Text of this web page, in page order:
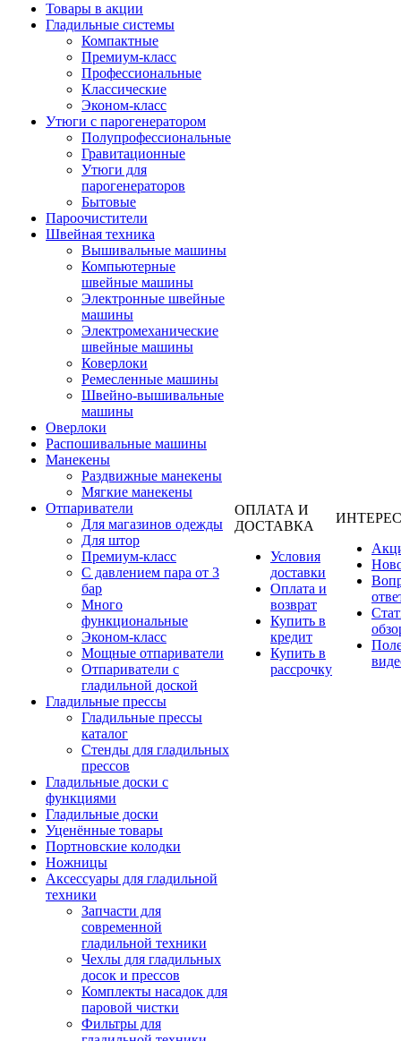
Товары в акции
Гладильные системы
Компактные
Премиум-класс
Профессиональные
Классические
Эконом-класс
Утюги с парогенератором
Полупрофессиональные
Гравитационные
Утюги для
парогенераторов
Бытовые
Пароочистители
Швейная техника
Вышивальные машины
Компьютерные
швейные машины
Электронные швейные
машины
Электромеханические
швейные машины
Коверлоки
Ремесленные машины
Швейно-вышивальные
машины
Оверлоки
Распошивальные машины
Манекены
Раздвижные манекены
Мягкие манекены
Отпариватели
Для магазинов одежды
Для штор
Премиум-класс
С давлением пара от 3
бар
Много
функциональные
Эконом-класс
Мощные отпариватели
Отпариватели с
гладильной доской
Гладильные прессы
Гладильные прессы
каталог
Стенды для гладильных
прессов
Гладильные доски с
функциями
Гладильные доски
Уценённые товары
Портновские колодки
Ножницы
Аксессуары для гладильной
техники
Запчасти для
современной
гладильной техники
Чехлы для гладильных
досок и прессов
Комплекты насадок для
паровой чистки
Фильтры для
ОПЛАТА И
ДОСТАВКА
Условия
доставки
Оплата и
возврат
Купить в
кредит
Купить в
рассрочку